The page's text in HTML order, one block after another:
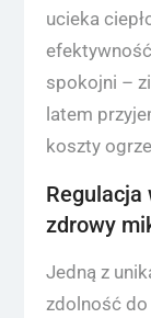
ucieka
spokojni –
latem
koszty
zdrowy
Jedną z
zdolność